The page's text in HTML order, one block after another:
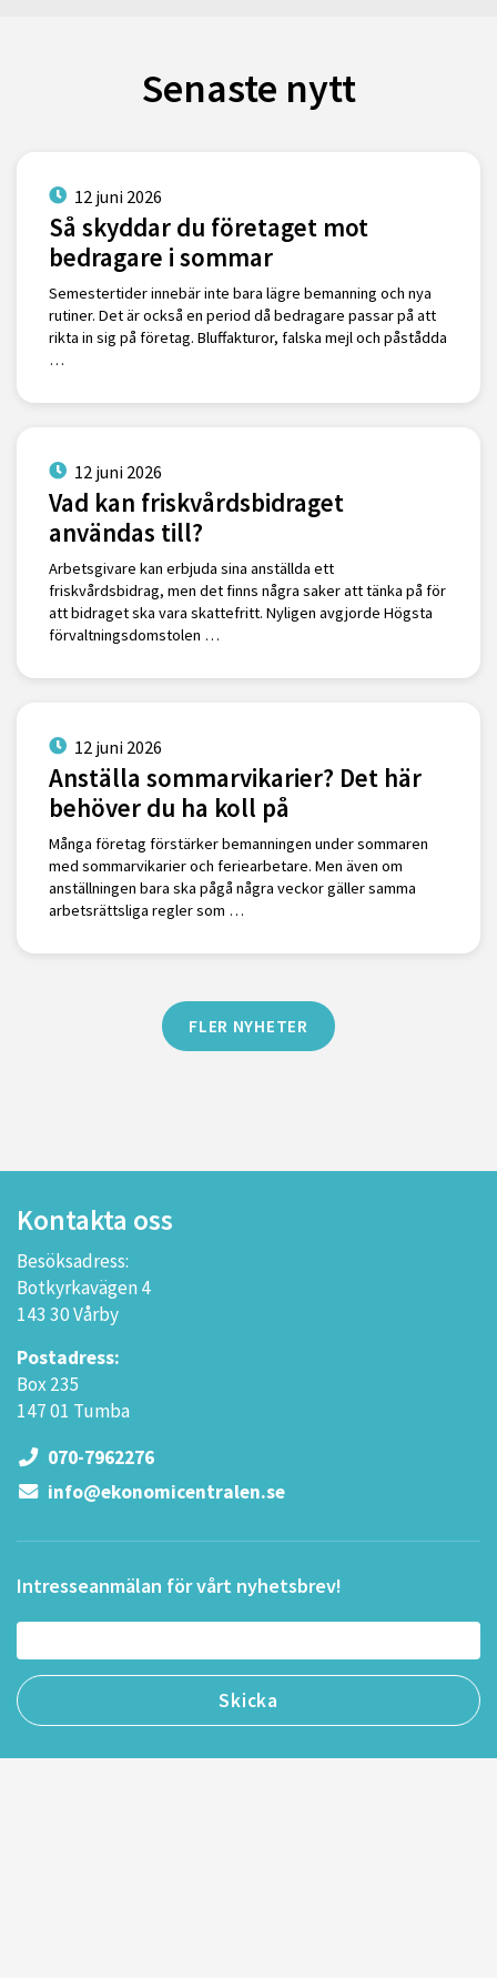
Senaste nytt
12 juni 2026
Så skyddar du företaget mot
bedragare i sommar
Semestertider innebär inte bara lägre bemanning och nya
rutiner. Det är också en period då bedragare passar på att
rikta in sig på företag. Bluffakturor, falska mejl och påstådda
…
12 juni 2026
Vad kan friskvårdsbidraget
användas till?
Arbetsgivare kan erbjuda sina anställda ett
friskvårdsbidrag, men det finns några saker att tänka på för
att bidraget ska vara skattefritt. Nyligen avgjorde Högsta
förvaltningsdomstolen …
12 juni 2026
Anställa sommarvikarier? Det här
behöver du ha koll på
Många företag förstärker bemanningen under sommaren
med sommarvikarier och feriearbetare. Men även om
anställningen bara ska pågå några veckor gäller samma
arbetsrättsliga regler som …
FLER NYHETER
Kontakta oss
Besöksadress:
Botkyrkavägen 4
143 30 Vårby
Postadress:
Box 235
147 01 Tumba
070-7962276
info@ekonomicentralen.se
Intresseanmälan för vårt nyhetsbrev!